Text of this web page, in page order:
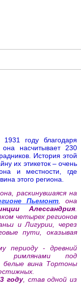
году благодаря
она насчитывает 230
История этой
их этикеток – очень
и местности, где
этого региона.
раскинувшаяся на
Пьемонт, она
Алессандрия
четырех регионов
и Лигурии, через
пути, оказывая
периоду - древний
под
белые вина Тортоны
году, став одной из